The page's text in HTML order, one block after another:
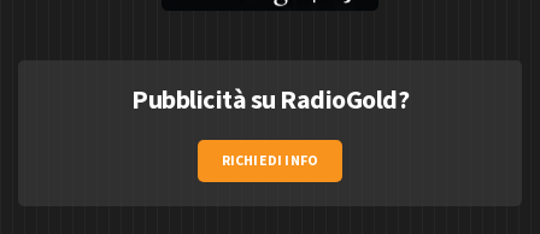
Pubblicità su RadioGold?
RICHIEDI INFO